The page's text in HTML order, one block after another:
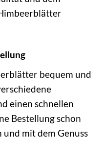
bequem und
einen schnellen
Bestellung schon
mit dem Genuss